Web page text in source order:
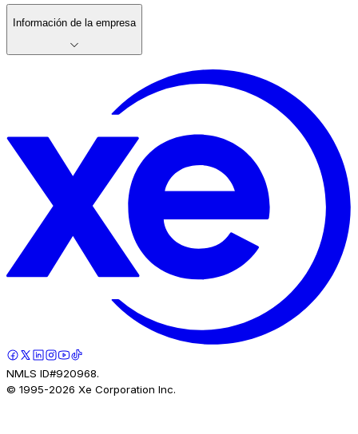
Información de la empresa
NMLS ID#920968.
© 1995-2026 Xe Corporation Inc.